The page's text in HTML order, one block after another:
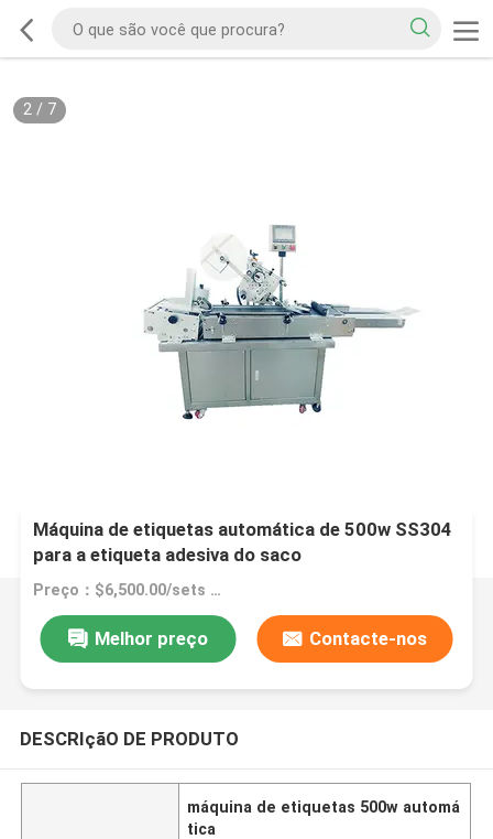
2/ 7
Máquina de etiquetas automática de 500w SS304
para a etiqueta adesiva do saco
Preço：$6,500.00/sets 1-2 sets
Melhor preço Contacte-nos
DESCRIçãO DE PRODUTO
máquina de etiquetas 500w automá
tica